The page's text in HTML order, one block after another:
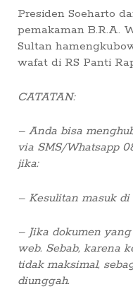
Presiden Soeharto
pemakaman B.R.A.
Sultan
wafat di RS Panti
CATATAN:
– Anda bisa
via SMS/Whatsapp
jika:
– Kesulitan masuk
– Jika dokumen
web. Sebab, karena
tidak maksimal,
diunggah.